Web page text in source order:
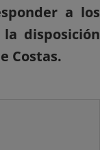
a los
disposición
Costas.